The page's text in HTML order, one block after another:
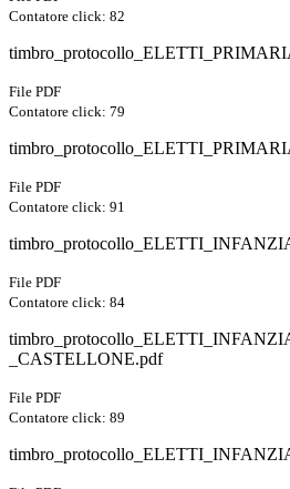
Contatore click: 82
File PDF
Contatore click: 79
File PDF
Contatore click: 91
File PDF
Contatore click: 84
_CASTELLONE.pdf
File PDF
Contatore click: 89